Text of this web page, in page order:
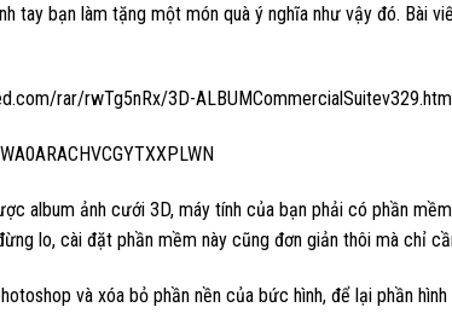
tay bạn làm tặng một món quà ý nghĩa như vậy đó. Bài
rar/rwTg5nRx/3D-ALBUMCommercialSuitev329.htm
album ảnh cưới 3D, máy tính của bạn phải có phần
lo, cài đặt phần mềm này cũng đơn giản thôi mà chỉ
và xóa bỏ phần nền của bức hình, để lại phần